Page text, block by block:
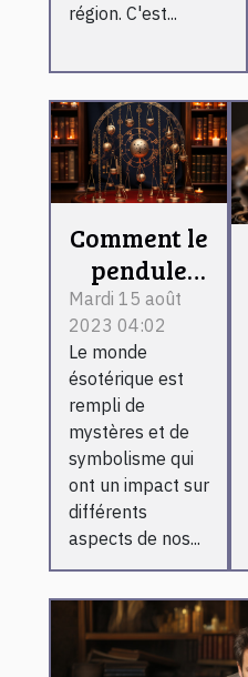
région. C'est...
Comment le
pendule
divinatoire
en ligne
influence
l'économie
du marché
ésotérique
Mardi 15 août
2023 04:02
Le monde
ésotérique est
rempli de
mystères et de
symbolisme qui
ont un impact sur
différents
aspects de nos...